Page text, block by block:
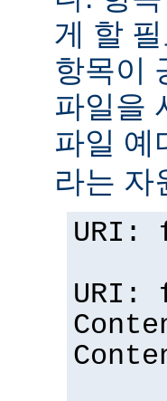
게 할
항목이
파일을
파일 예
라는 자
URI:
URI: